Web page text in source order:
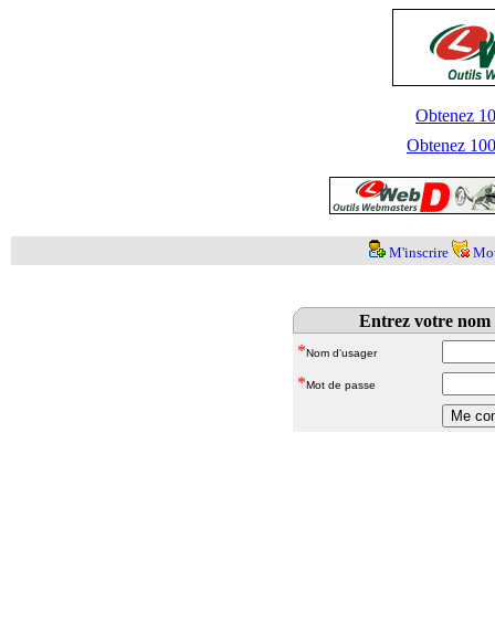
Obtenez
Obtenez
M'inscrire
Entrez votre nom
*Nom d'usager
*Mot de passe